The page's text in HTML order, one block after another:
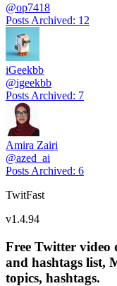
@op7418
Posts Archived: 12
iGeekbb
@igeekbb
Posts Archived: 7
Amira Zairi
@azed_ai
Posts Archived: 6
TwitFast
v1.4.94
Free Twitter video
and hashtags list,
topics, hashtags.